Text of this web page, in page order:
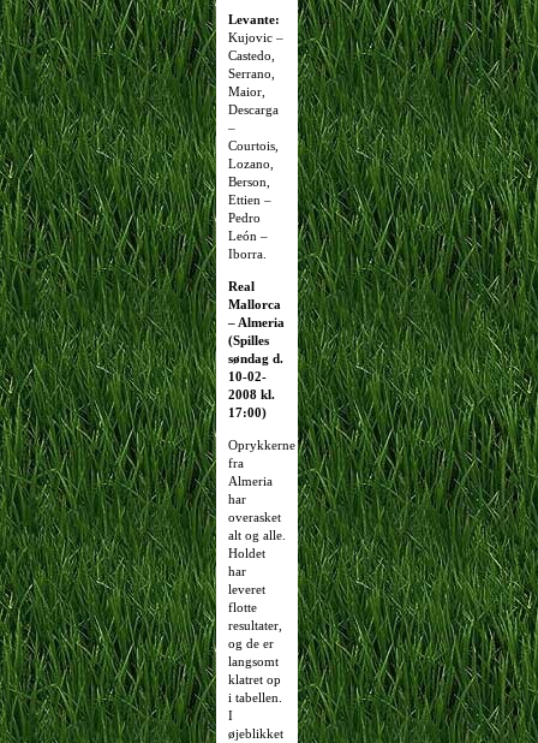
Levante:
Kujovic –
Castedo,
Serrano,
Maior,
Descarga
–
Courtois,
Lozano,
Berson,
Ettien –
Pedro
León –
Iborra.
Real
Mallorca
– Almeria
(Spilles
søndag d.
10-02-
2008 kl.
17:00)
Oprykkerne
fra
Almeria
har
overasket
alt og alle.
Holdet
har
leveret
flotte
resultater,
og de er
langsomt
klatret op
i tabellen.
I
øjeblikket